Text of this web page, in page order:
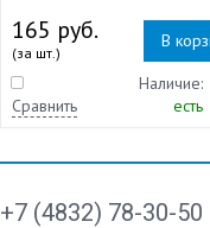
165 руб.
(за шт.)
В
Сравнить
Наличие:
есть
+7 (4832) 78-30-50